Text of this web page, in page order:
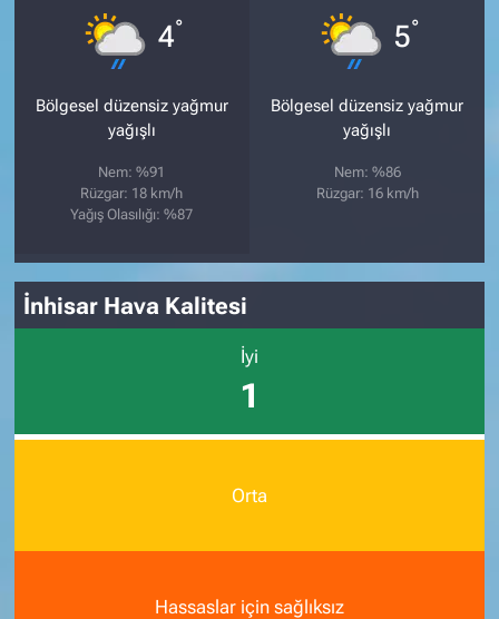
4°
Bölgesel düzensiz yağmur
yağışlı
Nem: %91
Rüzgar: 18 km/h
Yağış Olasılığı: %87
5°
Bölgesel düzensiz yağmur
yağışlı
Nem: %86
Rüzgar: 16 km/h
İnhisar Hava Kalitesi
İyi
1
Orta
Hassaslar için sağlıksız